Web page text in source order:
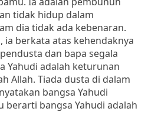
tidak hidup dalam
dia tidak ada kebenaran.
ia berkata atas kehendaknya
dan bapa segala
Yahudi adalah keturunan
Allah. Tiada dusta di dalam
bangsa Yahudi
berarti bangsa Yahudi adalah